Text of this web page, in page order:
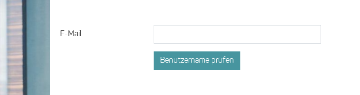
E-Mail